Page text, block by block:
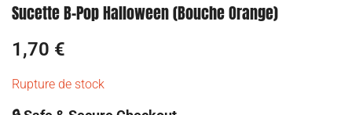
Sucette B-Pop Halloween (Bouche Orange)
1,70 €
Rupture de stock